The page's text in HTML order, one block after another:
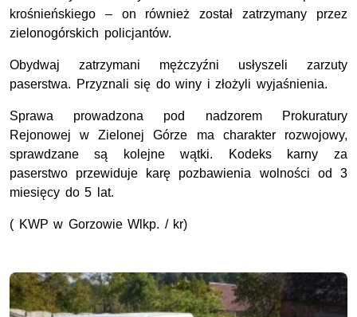
krośnieńskiego – on również został zatrzymany przez
zielonogórskich policjantów.
Obydwaj zatrzymani mężczyźni usłyszeli zarzuty
paserstwa. Przyznali się do winy i złożyli wyjaśnienia.
Sprawa prowadzona pod nadzorem Prokuratury
Rejonowej w Zielonej Górze ma charakter rozwojowy,
sprawdzane są kolejne wątki. Kodeks karny za
paserstwo przewiduje karę pozbawienia wolności od 3
miesięcy do 5 lat.
( KWP w Gorzowie Wlkp. / kr)